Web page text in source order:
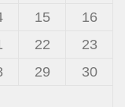
15
16
22
23
29
30